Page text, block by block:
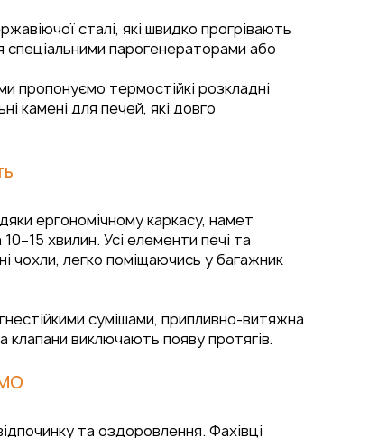
сталі, які швидко прогрівають
парогенераторами або
пропонуємо термостійкі розкладні
камені для печей, які довго
ергономічному каркасу, намет
хвилин. Усі елементи печі та
чохли, легко поміщаючись у багажник
сумішами, припливно-витяжна
клапани виключають появу протягів.
та оздоровлення. Фахівці